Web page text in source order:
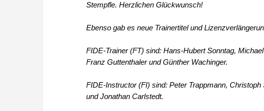
Stempfle. Herzlichen Glückwunsch!
Ebenso gab es neue Trainertitel und
FIDE-Trainer (FT) sind: Hans-Hubert Sonntag,
Franz Guttenthaler und Günther Wachinger.
FIDE-Instructor (FI) sind: Peter Trappmann,
und Jonathan Carlstedt.